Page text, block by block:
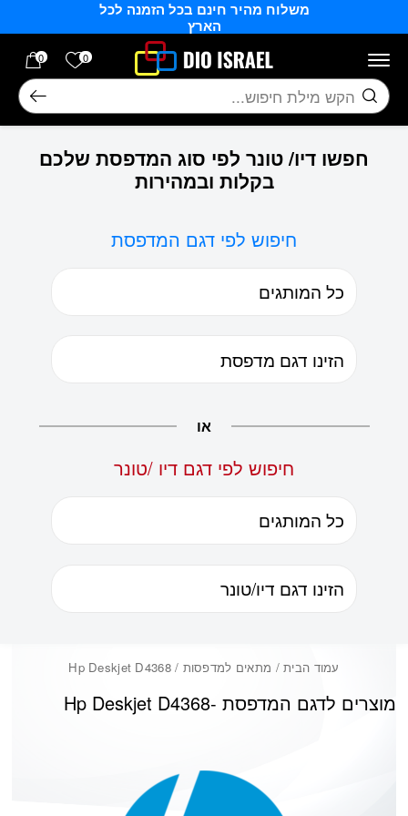
משלוח מהיר חינם בכל הזמנה לכל
הארץ
0 הרשימה
0
חיפוש
חפשו דיו/ טונר לפי סוג המדפסת שלכם
בקלות ובמהירות
חיפוש לפי דגם המדפסת
או
חיפוש לפי דגם דיו /טונר
עמוד הבית/ מתאים למדפסות / Hp Deskjet D4368
Hp Deskjet D4368מוצרים לדגם המדפסת -